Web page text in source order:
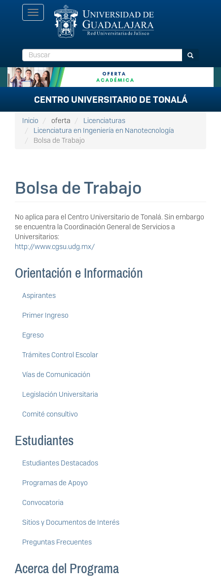
Toggle
navigation
Buscar Buscar
CENTRO UNIVERSITARIO DE TONALÁ
Inicio oferta
Licenciaturas
Licenciatura en Ingeniería en Nanotecnología
Bolsa de Trabajo
Bolsa de Trabajo
No aplica para el Centro Universitario de Tonalá. Sin embargo
se encuentra la Coordinación General de Servicios a
Universitarios:
http://www.cgsu.udg.mx/
Orientación e Información
Aspirantes
Primer Ingreso
Egreso
Trámites Control Escolar
Vías de Comunicación
Legislación Universitaria
Comité consultivo
Estudiantes
Estudiantes Destacados
Programas de Apoyo
Convocatoria
Sitios y Documentos de Interés
Preguntas Frecuentes
Acerca del Programa